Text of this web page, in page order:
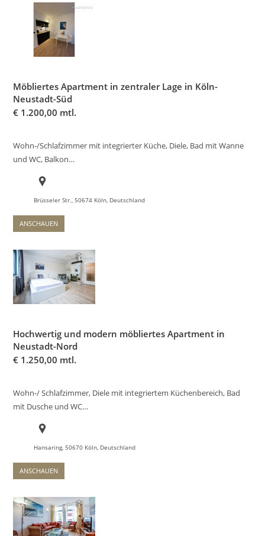
Möbliertes Apartment in zentraler Lage in Köln-
Neustadt-Süd
€ 1.200,00 mtl.
Wohn-/Schlafzimmer mit integrierter Küche, Diele, Bad mit Wanne
und WC, Balkon…
Brüsseler Str., 50674 Köln, Deutschland
ANSCHAUEN
Hochwertig und modern möbliertes Apartment in
Neustadt-Nord
€ 1.250,00 mtl.
Wohn-/ Schlafzimmer, Diele mit integriertem Küchenbereich, Bad
mit Dusche und WC…
Hansaring, 50670 Köln, Deutschland
ANSCHAUEN